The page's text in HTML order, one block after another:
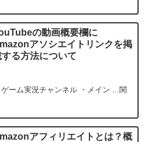
の動画概要欄に
アソシエイトリンクを掲
する方法について
ーム実況チャンネル ・メイン ...関
アフィリエイトとは？概